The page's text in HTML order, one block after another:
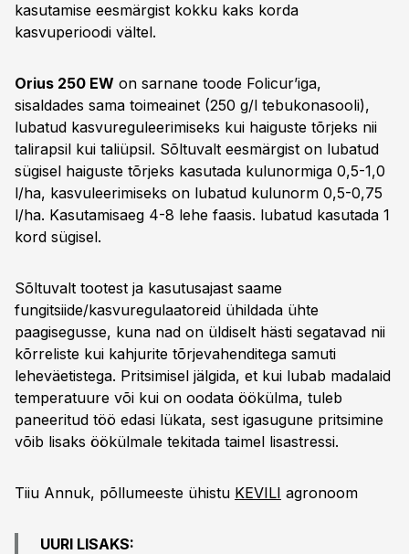
kasutamise eesmärgist kokku kaks korda
kasvuperioodi vältel.
Orius 250 EW on sarnane toode Folicur’iga,
sisaldades sama toimeainet (250 g/l tebukonasooli),
lubatud kasvureguleerimiseks kui haiguste tõrjeks nii
talirapsil kui taliüpsil. Sõltuvalt eesmärgist on lubatud
sügisel haiguste tõrjeks kasutada kulunormiga 0,5-1,0
l/ha, kasvuleerimiseks on lubatud kulunorm 0,5-0,75
l/ha. Kasutamisaeg 4-8 lehe faasis. lubatud kasutada 1
kord sügisel.
Sõltuvalt tootest ja kasutusajast saame
fungitsiide/kasvuregulaatoreid ühildada ühte
paagisegusse, kuna nad on üldiselt hästi segatavad nii
kõrreliste kui kahjurite tõrjevahenditega samuti
leheväetistega. Pritsimisel jälgida, et kui lubab madalaid
temperatuure või kui on oodata öökülma, tuleb
paneeritud töö edasi lükata, sest igasugune pritsimine
võib lisaks öökülmale tekitada taimel lisastressi.
Tiiu Annuk, põllumeeste ühistu KEVILI agronoom
UURI LISAKS: